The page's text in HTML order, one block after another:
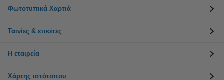
Φωτοτυπικά Χαρτιά
Ταινίες & ετικέτες
Η εταιρεία
Χάρτης ιστότοπου